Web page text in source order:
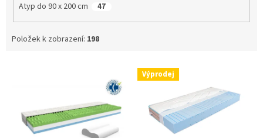
Atyp do 90 x 200 cm 47
Položek k zobrazení: 198
Výprodej